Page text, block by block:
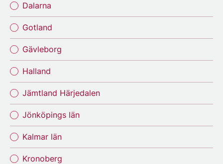
Dalarna
Gotland
Gävleborg
Halland
Jämtland Härjedalen
Jönköpings län
Kalmar län
Kronoberg